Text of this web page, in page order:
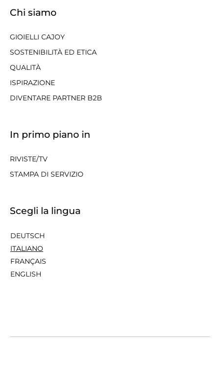
Chi siamo
GIOIELLI CAJOY
SOSTENIBILITÀ ED ETICA
QUALITÀ
ISPIRAZIONE
DIVENTARE PARTNER B2B
In primo piano in
RIVISTE/TV
STAMPA DI SERVIZIO
Scegli la lingua
DEUTSCH
ITALIANO
FRANÇAIS
ENGLISH